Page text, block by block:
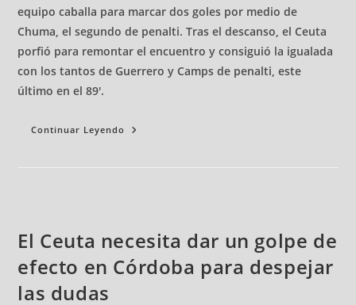
equipo caballa para marcar dos goles por medio de
Chuma, el segundo de penalti. Tras el descanso, el Ceuta
porfió para remontar el encuentro y consiguió la igualada
con los tantos de Guerrero y Camps de penalti, este
último en el 89'.
Continuar Leyendo
El Ceuta necesita dar un golpe de
efecto en Córdoba para despejar
las dudas